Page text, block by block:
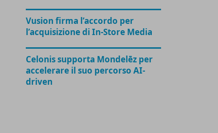
Vusion firma l’accordo per
l’acquisizione di In-Store Media
Celonis supporta Mondelēz per
accelerare il suo percorso AI-
driven